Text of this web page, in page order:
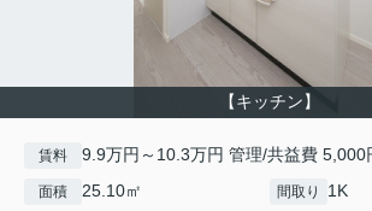
【キッチン】
賃料 9.9万円～10.3万円 管理/共益費 5,000
面積 25.10㎡ 間取り 1K